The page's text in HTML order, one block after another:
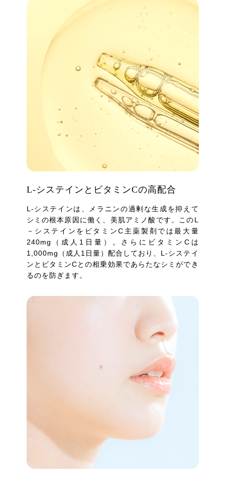
L-システインとビタミンCの高配合
L-システインは、メラニンの過剰な生成を抑えて
シミの根本原因に働く、美肌アミノ酸です。このL
－システインをビタミンC主薬製剤では最大量
240mg（成人1日量）。さらにビタミンCは
1,000mg（成人1日量）配合しており、L-システイ
ンとビタミンCとの相乗効果であらたなシミができ
るのを防ぎます。